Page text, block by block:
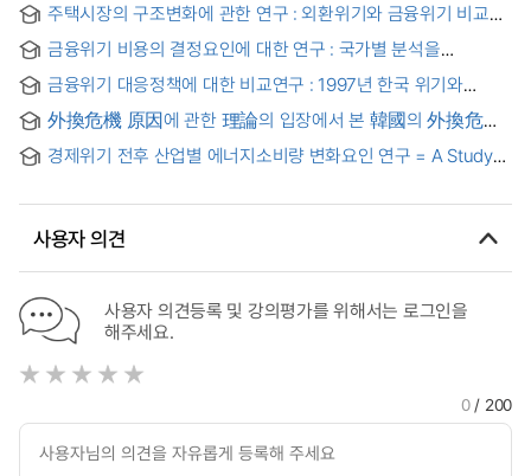
주택시장의 구조변화에 관한 연구 : 외환위기와 금융위기 비교를
중심으로
금융위기 비용의 결정요인에 대한 연구 : 국가별 분석을
중심으로
금융위기 대응정책에 대한 비교연구 : 1997년 한국 위기와
2008년 미국발 위기의 사례를 중심으로
外換危機 原因에 관한 理論의 입장에서 본 韓國의 外換危機
= (A) Study of Korean Currency Crisis from the Theoretical
Perspectives on the Cause of Currency Crisis
경제위기 전후 산업별 에너지소비량 변화요인 연구 = A Study
Industry Before and After Economic Crises
사용자 의견
사용자 의견등록 및 강의평가를 위해서는 로그인을
해주세요.
0/ 200